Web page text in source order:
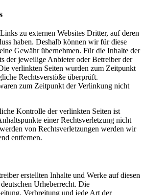
zu externen Websites Dritter, auf deren
haben. Deshalb können wir für diese
Gewähr übernehmen. Für die Inhalte der
der jeweilige Anbieter oder Betreiber der
verlinkten Seiten wurden zum Zeitpunkt
Rechtsverstöße überprüft.
zum Zeitpunkt der Verlinkung nicht
Kontrolle der verlinkten Seiten ist
einer Rechtsverletzung nicht
von Rechtsverletzungen werden wir
entfernen.
erstellten Inhalte und Werke auf diesen
Urheberrecht. Die
Verbreitung und jede Art der